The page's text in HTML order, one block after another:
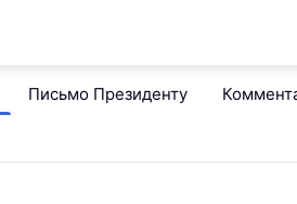
Письмо Президенту